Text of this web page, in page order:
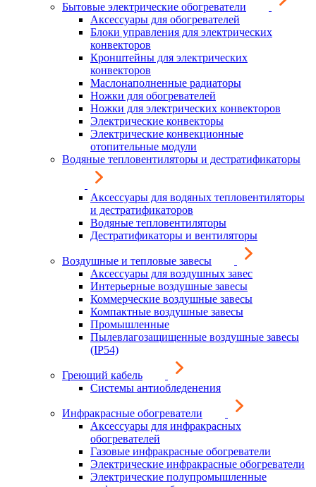
Бытовые электрические обогреватели
Аксессуары для обогревателей
Блоки управления для электрических
конвекторов
Кронштейны для электрических
конвекторов
Маслонаполненные радиаторы
Ножки для обогревателей
Ножки для электрических конвекторов
Электрические конвекторы
Электрические конвекционные
отопительные модули
Водяные тепловентиляторы и дестратификаторы
Аксессуары для водяных тепловентиляторы
и дестратификаторов
Водяные тепловентиляторы
Дестратификаторы и вентиляторы
Воздушные и тепловые завесы
Аксессуары для воздушных завес
Интерьерные воздушные завесы
Коммерческие воздушные завесы
Компактные воздушные завесы
Промышленные
Пылевлагозащищенные воздушные завесы
(IP54)
Греющий кабель
Системы антиобледенения
Инфракрасные обогреватели
Аксессуары для инфракрасных
обогревателей
Газовые инфракрасные обогреватели
Электрические инфракрасные обогреватели
Электрические полупромышленные